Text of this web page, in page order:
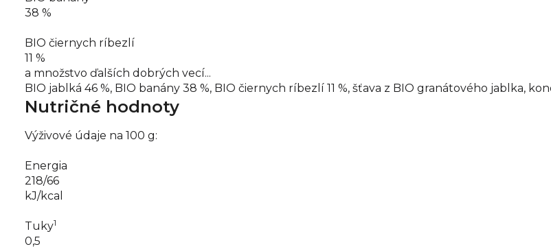
38 %
BIO čiernych ríbezlí
11 %
a množstvo ďalších dobrých vecí...
BIO jablká 46 %, BIO banány 38 %, BIO čiernych ríbezlí 11 %, šťava z BIO granátového jablka,
Nutričné hodnoty
Výživové údaje na 100 g:
Energia
218/66
kJ/kcal
Tuky1
0,5